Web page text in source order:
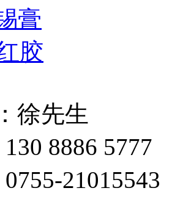
膏
胶
徐先生
8886 5777
21015543